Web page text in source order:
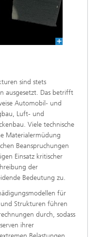
sind stets
ausgesetzt. Das betrifft
Automobil- und
Luft- und
Viele technische
Materialermüdung
Beanspruchungen
Einsatz kritischer
der
Bedeutung zu.
für
Strukturen führen
durch, sodass
ihrer